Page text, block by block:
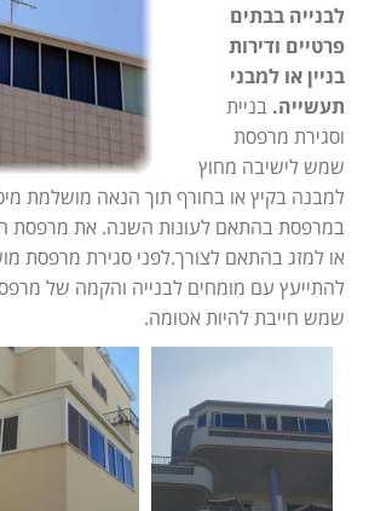
בנייה בעץ
מאמרים
צור קשר
הוסף עסק
מדיניות עוגיות
מדיניות הפרטיות
לבנייה בבתים
פרטיים ודירות
בניין או למבני
תעשייה. בניית
וסגירת מרפסת
שמש לישיבה מחוץ
למבנה בקיץ או בחורף תוך הנאה מושלמת
במרפסת בהתאם לעונות השנה. את מרפסת
או למזג בהתאם לצורך.לפני סגירת מרפסת
להתייעץ עם מומחים לבנייה והקמה של
שמש חייבת להיות אטומה.